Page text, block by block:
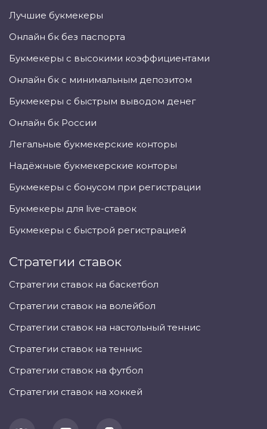
Лучшие букмекеры
Онлайн бк без паспорта
Букмекеры с высокими коэффициентами
Онлайн бк с минимальным депозитом
Букмекеры с быстрым выводом денег
Онлайн бк России
Легальные букмекерские конторы
Надёжные букмекерские конторы
Букмекеры с бонусом при регистрации
Букмекеры для live-ставок
Букмекеры с быстрой регистрацией
Стратегии ставок
Стратегии ставок на баскетбол
Стратегии ставок на волейбол
Стратегии ставок на настольный теннис
Стратегии ставок на теннис
Стратегии ставок на футбол
Стратегии ставок на хоккей